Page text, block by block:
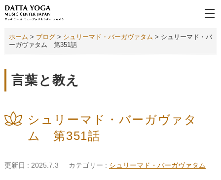
ホーム > ブログ> シュリーマド・バーガヴァタム > シュリーマド・バ
ーガヴァタム 第351話
言葉と教え
シュリーマド・バーガヴァタ
ム 第351話
更新日 : 2025.7.3 カテゴリー : シュリーマド・バーガヴァタム